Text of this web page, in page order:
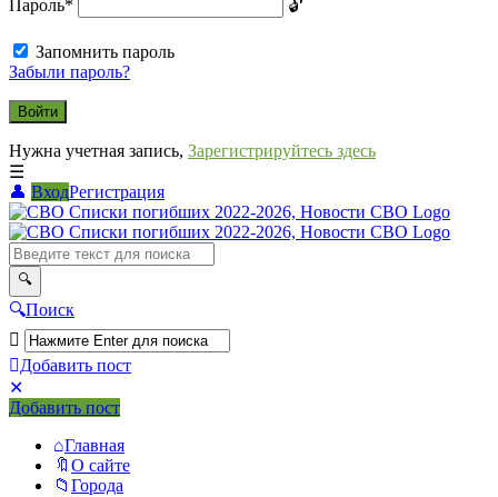
Пароль*
Запомнить пароль
Забыли пароль?
Нужна учетная запись, Зарегистрируйтесь здесь
ВходРегистрация
СВО
Списки
погибших
2022-
2026,
Новости
СВО
Поиск
Добавить пост
Мобильное
меню
Добавить пост
Главная
О сайте
Города